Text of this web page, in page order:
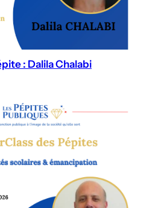
: Dalila Chalabi